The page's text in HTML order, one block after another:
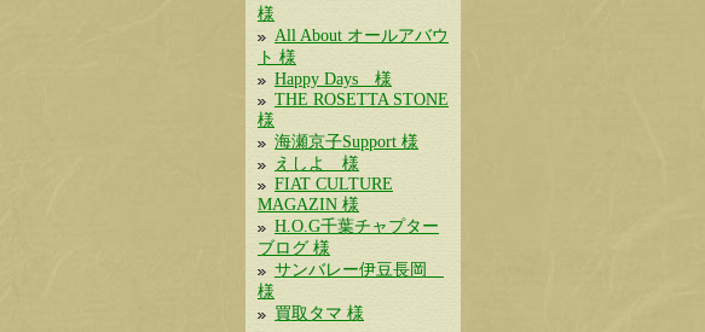
様
All About オールアバウ
ト 様
Happy Days 様
THE ROSETTA STONE
様
海瀬京子Support 様
えしよ 様
FIAT CULTURE
MAGAZIN 様
H.O.G千葉チャプター
ブログ 様
サンバレー伊豆長岡
様
買取タマ 様